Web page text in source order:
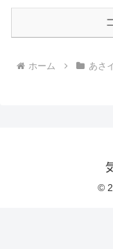
ホーム あさ
©